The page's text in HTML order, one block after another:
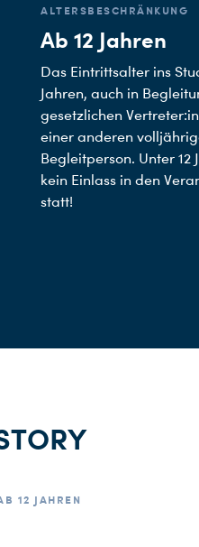
ALTERSBESCHRÄNKUNG
Ab 12 Jahren
Das Eintrittsalter ins
Jahren, auch in
gesetzlichen
einer anderen
Begleitperson. Unter 12
kein Einlass in den
statt!
12 JAHREN